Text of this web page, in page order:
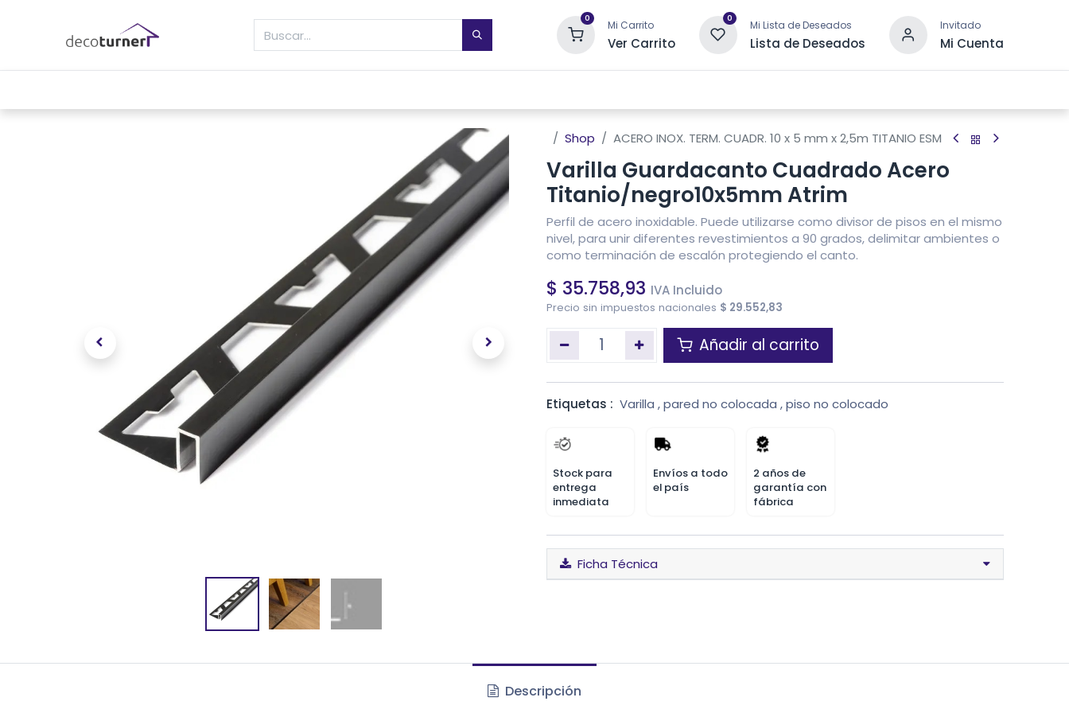
0 Mi Carrito
Ver Carrito
0 Mi Lista de Deseados
Lista de Deseados
Invitado
Mi Cuenta
Shop ACERO INOX. TERM. CUADR. 10 x 5 mm x 2,5m TITANIO ESM
Varilla Guardacanto Cuadrado Acero
Titanio/negro10x5mm Atrim
Perfil de acero inoxidable. Puede utilizarse como divisor de pisos en el mismo
nivel, para unir diferentes revestimientos a 90 grados, delimitar ambientes o
como terminación de escalón protegiendo el canto.
$ 35.758,93 IVA Incluido
Precio sin impuestos nacionales $ 29.552,83
Añadir al carrito
Etiquetas : Varilla ,pared no colocada ,piso no colocado
Stock para
entrega
inmediata
Envíos a todo
el país
2 años de
garantía con
fábrica
Ficha Técnica
Descripción